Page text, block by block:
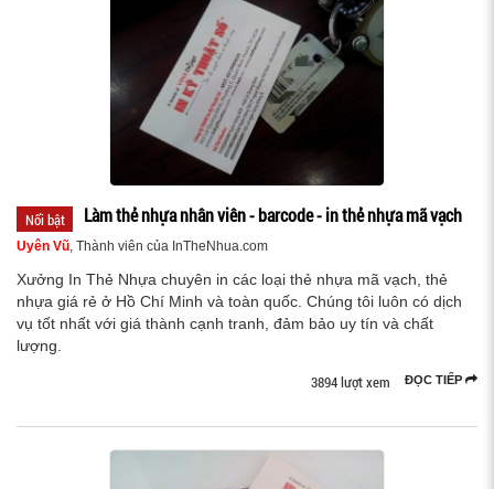
Nổi bật Làm thẻ nhựa nhân viên - barcode - in thẻ nhựa mã vạch
Uyên Vũ, Thành viên của InTheNhua.com
Xưởng In Thẻ Nhựa chuyên in các loại thẻ nhựa mã vạch, thẻ
nhựa giá rẻ ở Hồ Chí Minh và toàn quốc. Chúng tôi luôn có dịch
vụ tốt nhất với giá thành cạnh tranh, đảm bảo uy tín và chất
lượng.
ĐỌC TIẾP
3894 lượt xem